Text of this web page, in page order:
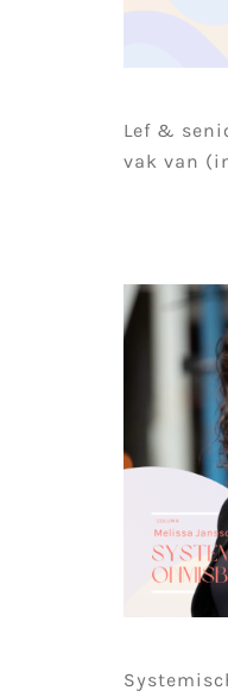
Lef &
vak van